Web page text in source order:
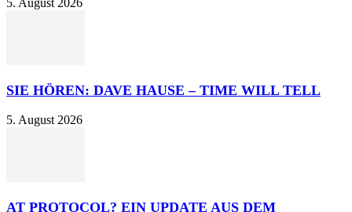
5. August 2026
SIE HÖREN: DAVE HAUSE – TIME WILL TELL
5. August 2026
AT PROTOCOL? EIN UPDATE AUS DEM